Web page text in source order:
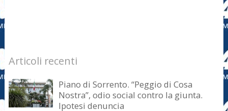
Articoli recenti
Piano di Sorrento. “Peggio di Cosa
Nostra”, odio social contro la giunta.
Ipotesi denuncia